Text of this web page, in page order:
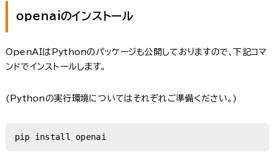
openaiのインストール
OpenAIはPythonのパッケージも公開しておりますので、下記コマ
ンドでインストールします。
(Pythonの実行環境についてはそれぞれご準備ください。)
pip install openai